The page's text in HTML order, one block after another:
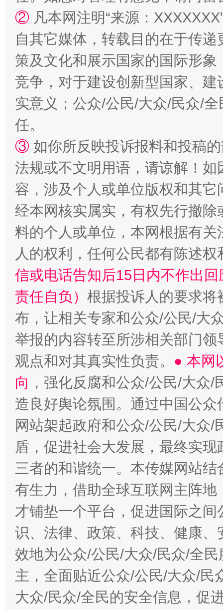
“蜀中异人”王建安的艺术幻境
② 凡本网注明“来源：
自其它媒体，转载目的在于传
策及文化和展示国家的国际形
竞争，对于建设创新型国家、
实意义；公众/公民/大众/民众/
任。
③ 如你所反映投诉报料和投稿
法规或不文明用语，请谅解！
容，涉及个人或单位版权和其它
经本网核实属实，有权先行撤
料的个人或单位，本网根据有
人的权利，任何公民都有陈述
信或电话告知后15日内不作出
责任自负） 根据投诉人的要求将
布，让相关专家和公众/公民/大
举报的内容转至所涉相关部门
观点和对其真实性负责。 ● 本网
向 ，强化反腐和公众/公民/大众
造良好舆论氛围。通过中国公
网站架起政府和公众/公民/大众
盾，促进社会大发展，最终实
三者的和谐统一。本传媒网站
有生力，借助全球互联网主阵
才铺垫一个平台，促进国际之
识、法律、政策、科技、健康
效地为公众/公民/大众/民众/全
主，全面贴近公众/公民/大众/民
大众/民众/全民的安全信息，促